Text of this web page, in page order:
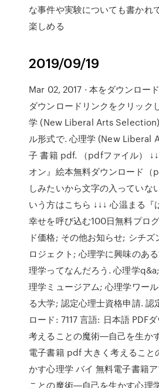
な事件や実験についても書かれ
楽しめる
2019/09/19
Mar 02, 2017 · 本をダウンロー
ダウンロードリンクをクリック
学 (New Liberal Arts Selection)
ル形式で. 心理学 (New Liberal
子 書籍 pdf. （pdfファイル）
オン』絵本無料ダウンロード（
しみたいから文字の入っていな
いう方はこちら ↓↓↓ 心温まる『
幸せを呼び込む100日無料プロ
ド価格; その他お知らせ; シチ
ロジェクト; 心理学に興味のあ
理学ってなんだろう. 心理学
理学ミュージアム; 心理学ワー
る大学; 認定心理士資格申請. 認
ロード: 7117 言語: 日本語 PDF
考えることの魔術―自己を生か
電子書籍 pdf 大きく考えるこ
かす心理学 バイ 無料電子書籍
ことの魔術―自己を生かす心理